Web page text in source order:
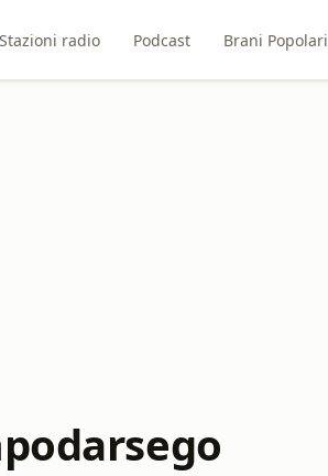
Stazioni radio Podcast Brani Popolari